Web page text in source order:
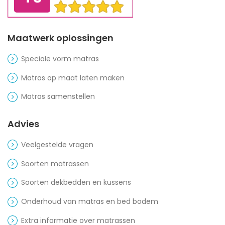
Maatwerk oplossingen
Speciale vorm matras
Matras op maat laten maken
Matras samenstellen
Advies
Veelgestelde vragen
Soorten matrassen
Soorten dekbedden en kussens
Onderhoud van matras en bed bodem
Extra informatie over matrassen